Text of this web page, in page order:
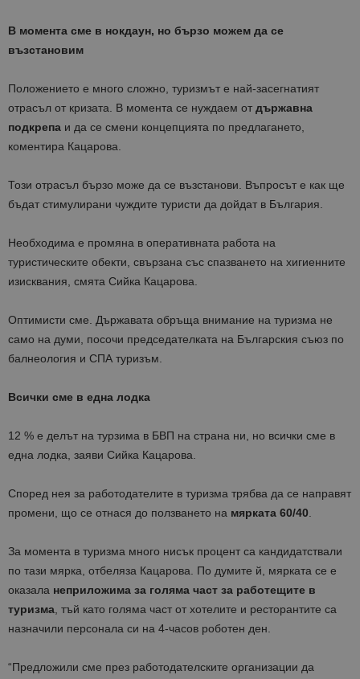
В момента сме в нокдаун, но бързо можем да се
възстановим
Положението е много сложно, туризмът е най-засегнатият
отрасъл от кризата. В момента се нуждаем от държавна
подкрепа и да се смени концепцията по предлагането,
коментира Кацарова.
Този отрасъл бързо може да се възстанови. Въпросът е как ще
бъдат стимулирани чуждите туристи да дойдат в България.
Необходима е промяна в оперативната работа на
туристическите обекти, свързана със спазването на хигиенните
изисквания, смята Сийка Кацарова.
Оптимисти сме. Държавата обръща внимание на туризма не
само на думи, посочи председателката на Българския съюз по
балнеология и СПА туризъм.
Всички сме в една лодка
12 % е делът на турзима в БВП на страна ни, но всички сме в
една лодка, заяви Сийка Кацарова.
Според нея за работодателите в туризма трябва да се направят
промени, що се отнася до ползването на мярката 60/40.
За момента в туризма много нисък процент са кандидатствали
по тази мярка, отбеляза Кацарова. По думите й, мярката се е
оказала неприложима за голяма част за работещите в
туризма, тъй като голяма част от хотелите и ресторантите са
назначили персонала си на 4-часов роботен ден.
“Предложили сме през работодателските организации да